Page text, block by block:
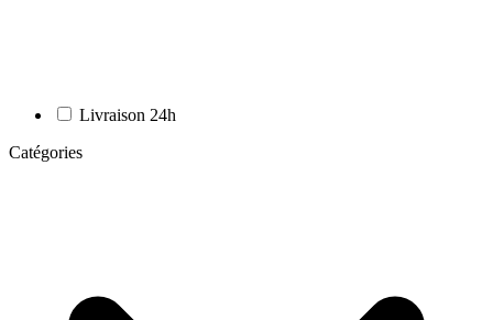
Livraison 24h
Catégories